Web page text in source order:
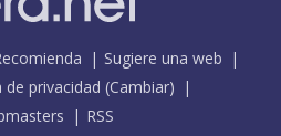
Sugiere una web
de privacidad (Cambiar)
RSS